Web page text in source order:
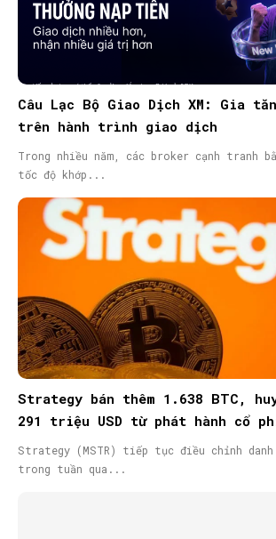
Câu Lạc Bộ Giao Dịch XM: Gia
trên hành trình giao dịch
Trong nhiều năm, các broker cạnh tranh
tốc độ khớp...
Strategy bán thêm 1.638 BTC,
291 triệu USD từ phát hành cổ
Strategy (MSTR) tiếp tục điều chỉnh
trong tuần qua...